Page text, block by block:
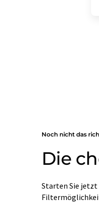
Noch nicht das
Die
Starten Sie jetzt